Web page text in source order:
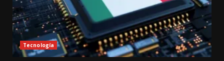
Tecnología